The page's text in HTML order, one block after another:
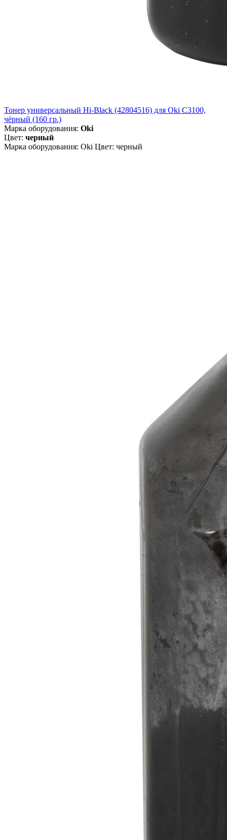
Тонер универсальный Hi-Black (42804516) для Oki С3100,
чёрный (160 гр.)
Марка оборудования: Oki
Цвет: черный
Марка оборудования: Oki Цвет: черный